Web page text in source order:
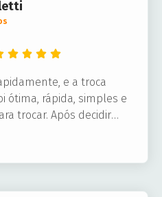
e a troca
ótima, rápida, simples e
trocar. Após decidir
na loja